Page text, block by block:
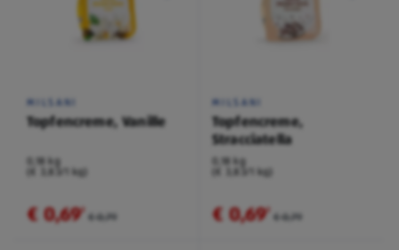
MILSANI
Topfencreme, Vanille
0,18 kg
(€ 3,83/1 kg)
€ 0,69² € 0,79
MILSANI
Topfencreme,
Stracciatella
0,18 kg
(€ 3,83/1 kg)
€ 0,69² € 0,79